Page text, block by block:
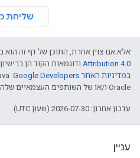
שליחת
אלא אם צוין אחרת, התוכן של דף זה הוא
Attribution 4.0 ודוגמאות הקוד הן ברישיון
במדיניות האתר Google Developers‏
Oracle ו/או של השותפים העצמאיים שלה.
עדכון אחרון: 2026-07-30 (שעון UTC).
עניין